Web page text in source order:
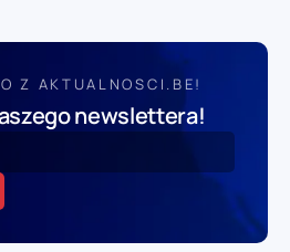
Z AKTUALNOSCI.BE!
newslettera!